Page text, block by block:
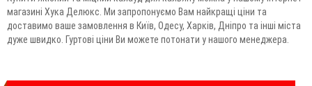
магазині Хука Делюкс. Ми запропонуємо Вам найкращі ціни та
доставимо ваше замовлення в Київ, Одесу, Харків, Дніпро та інші міста
дуже швидко. Гуртові ціни Ви можете потонати у нашого менеджера.